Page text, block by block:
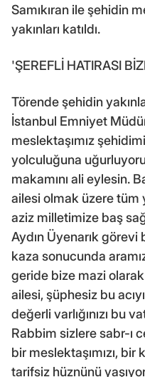
Samıkıran ile şehidin
yakınları katıldı.
'ŞEREFLİ HATIRASI
Törende şehidin
İstanbul Emniyet
meslektaşımız
yolculuğuna
makamını ali eylesin.
ailesi olmak üzere tüm
aziz milletimize baş
Aydın Üyenarık
kaza sonucunda
geride bize mazi
ailesi, şüphesiz bu
değerli varlığınızı bu
Rabbim sizlere sabr-ı
bir meslektaşımızı,
tarifsiz hüznünü